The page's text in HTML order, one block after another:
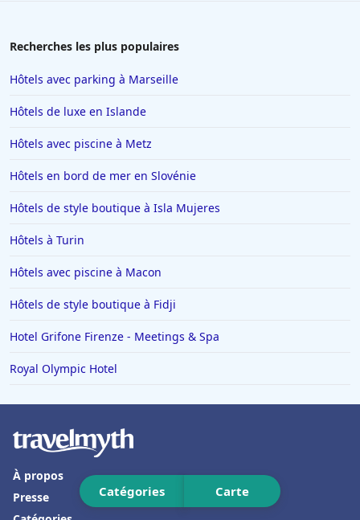
Hôtels à Tain-lʼHermitage
Hôtels à Saint-Affrique
Hôtels au Québec
Hôtels à Carcassonne
Hôtels aux Saintes-Maries-de-la-Mer
Hôtels à Bouc-Bel-Air
Hôtels à Mortagne-au-Perche
Hôtels en Alsace
Hôtels à Caudry
Hôtels à Bergame
Hôtels à LʼIsle-sur-la-Sorgue
Catégories Carte
Recherches les plus populaires
Hôtels avec parking à Marseille
Hôtels de luxe en Islande
Hôtels avec piscine à Metz
Hôtels en bord de mer en Slovénie
Hôtels de style boutique à Isla Mujeres
Hôtels à Turin
Hôtels avec piscine à Macon
Hôtels de style boutique à Fidji
Hotel Grifone Firenze - Meetings & Spa
Royal Olympic Hotel
À propos
Presse